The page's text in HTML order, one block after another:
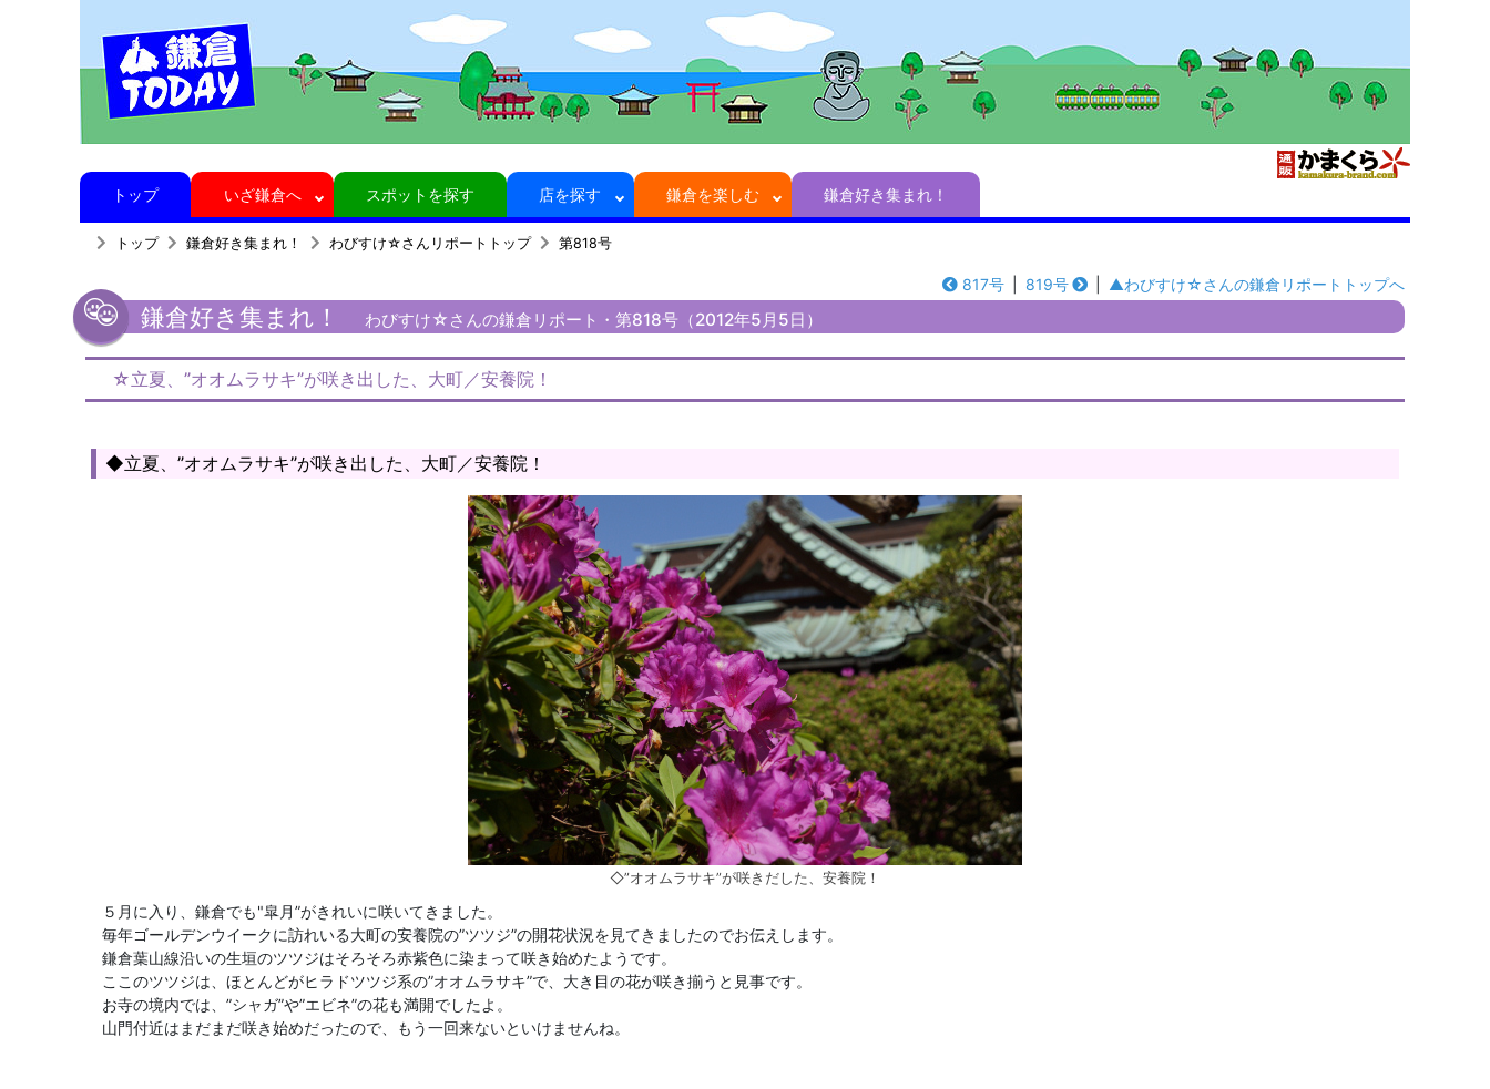
トップ いざ鎌倉へ スポットを探す 店を探す 鎌倉を楽しむ 鎌倉好き集まれ！
トップ 鎌倉好き集まれ！ わびすけ☆さんリポートトップ 第818号
817号 819号 ▲わびすけ☆さんの鎌倉リポートトップへ
鎌倉好き集まれ！ わびすけ☆さんの鎌倉リポート・第818号（2012年5月5日）
☆立夏、”オオムラサキ”が咲き出した、大町／安養院！
◆立夏、”オオムラサキ”が咲き出した、大町／安養院！
◇”オオムラサキ”が咲きだした、安養院！
５月に入り、鎌倉でも"皐月”がきれいに咲いてきました。
毎年ゴールデンウイークに訪れいる大町の安養院の”ツツジ”の開花状況を見てきましたのでお伝えします。
鎌倉葉山線沿いの生垣のツツジはそろそろ赤紫色に染まって咲き始めたようです。
ここのツツジは、ほとんどがヒラドツツジ系の”オオムラサキ”で、大き目の花が咲き揃うと見事です。
お寺の境内では、”シャガ”や”エビネ”の花も満開でしたよ。
山門付近はまだまだ咲き始めだったので、もう一回来ないといけませんね。